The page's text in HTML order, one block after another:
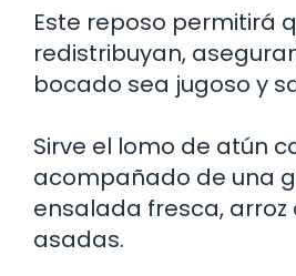
Este reposo permitirá
redistribuyan,
bocado sea jugoso y
Sirve el lomo de atún
acompañado de una
ensalada fresca, arroz
asadas.